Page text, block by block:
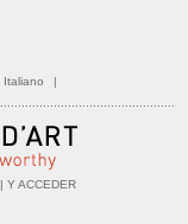
Italiano |
| Y ACCEDER